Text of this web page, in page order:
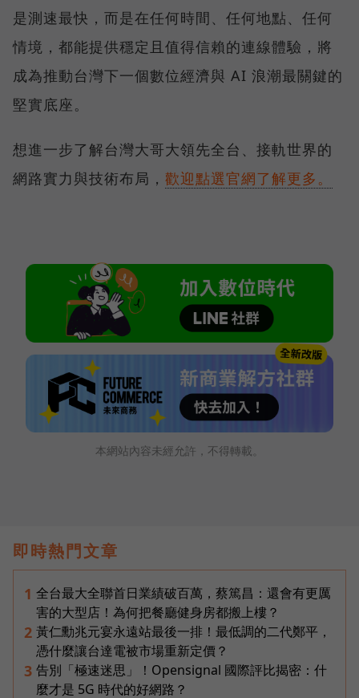
是測速最快，而是在任何時間、任何地點、任何
情境，都能提供穩定且值得信賴的連線體驗，將
成為推動台灣下一個數位經濟與 AI 浪潮最關鍵的
堅實底座。
想進一步了解台灣大哥大領先全台、接軌世界的
網路實力與技術布局， 歡迎點選官網了解更多。
本網站內容未經允許，不得轉載。
即時熱門文章
1 全台最大全聯首日業績破百萬，蔡篤昌：還會有更厲
害的大型店！為何把餐廳健身房都搬上樓？
2 黃仁勳兆元宴永遠站最後一排！最低調的二代鄭平，
憑什麼讓台達電被市場重新定價？
3 告別「極速迷思」！Opensignal 國際評比揭密：什
麼才是 5G 時代的好網路？